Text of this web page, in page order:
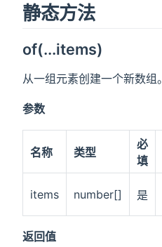
静态方法
of(...items)
从一组元素创建一个新数组。
参数
名称 类型
必
填
items number[] 是
返回值